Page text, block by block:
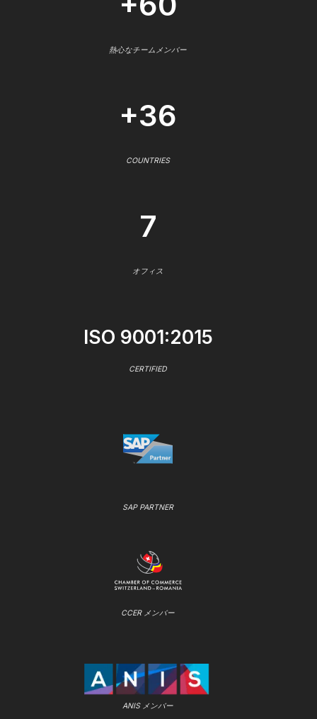
熱心なチームメンバー
+36
COUNTRIES
7
オフィス
ISO 9001:2015
CERTIFIED
SAP PARTNER
CCER メンバー
ANIS メンバー